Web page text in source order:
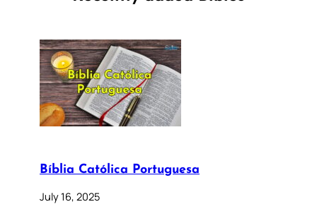
Bíblia Católica Portuguesa
July 16, 2025